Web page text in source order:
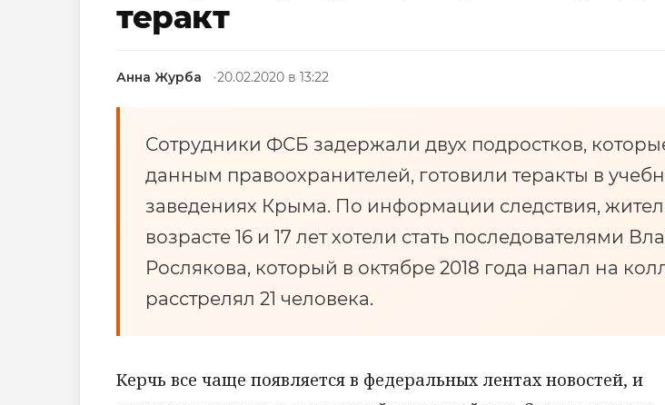
теракт
Анна Журба 20.02.2020 в 13:22
Сотрудники ФСБ задержали двух подростков,
данным правоохранителей, готовили теракты в
заведениях Крыма. По информации следствия,
возрасте 16 и 17 лет хотели стать последователями
Рослякова, который в октябре 2018 года напал на
расстрелял 21 человека.
Керчь все чаще появляется в федеральных лентах новостей, и